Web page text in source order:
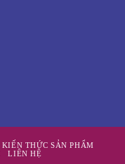
KIẾN THỨC SẢN PHẨM
LIÊN HỆ